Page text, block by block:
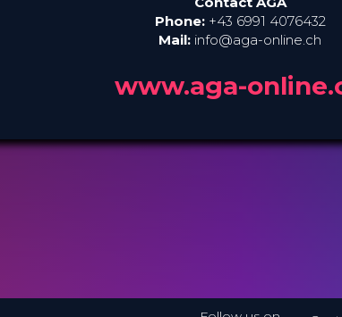
Phone:+43 6991 4076432
Mail: info@aga-online.ch
www.aga-